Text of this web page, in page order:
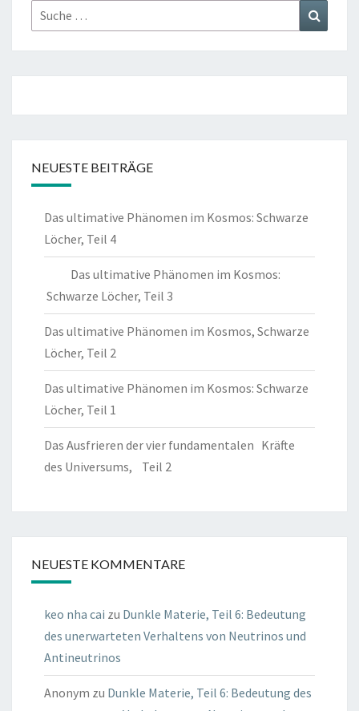
Suche
nach:
NEUESTE BEITRÄGE
Das ultimative Phänomen im Kosmos: Schwarze
Löcher, Teil 4
Das ultimative Phänomen im Kosmos:
Schwarze Löcher, Teil 3
Das ultimative Phänomen im Kosmos, Schwarze
Löcher, Teil 2
Das ultimative Phänomen im Kosmos: Schwarze
Löcher, Teil 1
Das Ausfrieren der vier fundamentalen Kräfte
des Universums, Teil 2
NEUESTE KOMMENTARE
keo nha cai zu Dunkle Materie, Teil 6: Bedeutung
des unerwarteten Verhaltens von Neutrinos und
Antineutrinos
Anonym zu Dunkle Materie, Teil 6: Bedeutung des